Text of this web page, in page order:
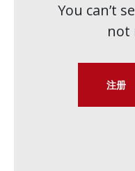
You can’t
not
注册